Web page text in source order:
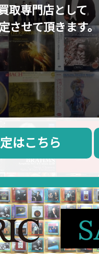
取専門店として
させて頂きます。
はこちら